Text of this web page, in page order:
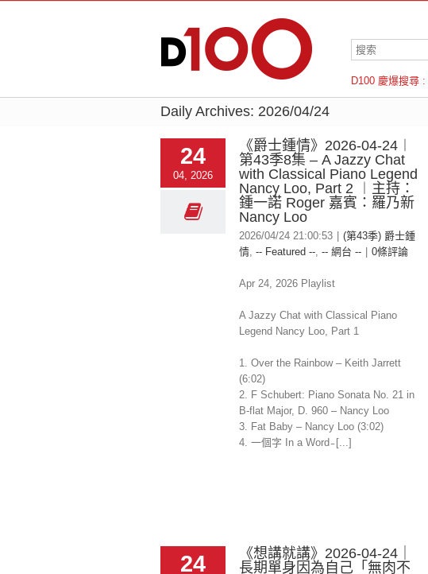
D100 慶爆搜尋 :
羅倫斯
Daily Archives: 2026/04/24
24
04, 2026
《爵士鍾情》2026-04-24︱
第43季8集 – A Jazzy Chat
with Classical Piano Legend
Nancy Loo, Part 2 ︱主持：
鍾一諾 Roger 嘉賓：羅乃新
Nancy Loo
2026/04/24 21:00:53
(第43季) 爵士鍾
情, -- Featured --, -- 網台 -- 0條評論
Apr 24, 2026 Playlist
A Jazzy Chat with Classical Piano
Legend Nancy Loo, Part 1
1. Over the Rainbow – Keith Jarrett
(6:02)
2. F Schubert: Piano Sonata No. 21 in
B-flat Major, D. 960 – Nancy Loo
3. Fat Baby – Nancy Loo (3:02)
4. 一個字 In a Word ̵ [...]
24
《想講就講》2026-04-24｜
長期單身因為自己「無肉不